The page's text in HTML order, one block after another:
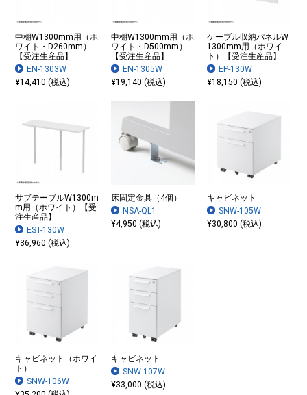
中棚W1300mm用（ホ
ワイト・D260mm）
【受注生産品】
EN-1303W
¥14,410 (税込)
中棚W1300mm用（ホ
ワイト・D500mm）
【受注生産品】
EN-1305W
¥19,140 (税込)
ケーブル収納パネルW
1300mm用（ホワイ
ト）【受注生産品】
EP-130W
¥18,150 (税込)
サブテーブルW1300m
m用（ホワイト）【受
注生産品】
EST-130W
¥36,960 (税込)
床固定金具（4個）
NSA-QL1
¥4,950 (税込)
キャビネット
SNW-105W
¥30,800 (税込)
キャビネット（ホワイ
ト）
SNW-106W
キャビネット
SNW-107W
¥33,000 (税込)